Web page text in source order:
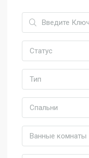
Статус
Тип
Спальни
Ванные комнаты